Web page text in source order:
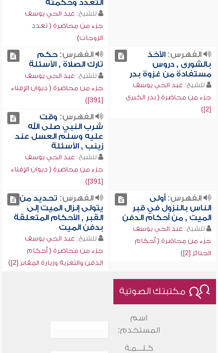
التعدد وحكمته
للشيخ: عبد الحي يوسف
جزء من محاضرة ( تعدد
الزوجات)
الفهرس:الأخذ
بالشورى , دروس
مستفادة من غزوة بدر
للشيخ: عبد الحي يوسف
جزء من محاضرة ( بدر الكبرى
[2])
الفهرس:حكم
تارك الصلاة , الأسئلة
للشيخ: عبد الحي يوسف
جزء من محاضرة ( ديوان الإفتاء
[391])
الفهرس: وقت
شرب النبي صلى الله
عليه وسلم العسل عند
زينب , الأسئلة
للشيخ: عبد الحي يوسف
جزء من محاضرة ( ديوان الإفتاء
[391])
الفهرس:أولى
الناس بالنزول في قبر
الميت , من أحكام الدفن
للشيخ: عبد الحي يوسف
جزء من محاضرة ( أحكام
الجنائز [2])
الفهرس: تحديد من
يتولى إنزال الميت إلى
القبر , الأحكام المتعلقة
بدفن الميت
للشيخ: عبد الحي يوسف
جزء من محاضرة ( أحكام
الدفن والتعزية وزيارة المقابر [2])
مكتبتك الصوتية
اسم
المستخدم:
كـلـــمـة